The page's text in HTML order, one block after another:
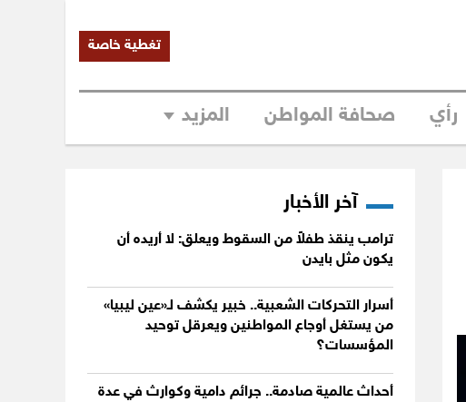
تغطية خاصة
رأي صحافة المواطن المزيد
آخر الأخبار
ترامب ينقذ طفلاً من السقوط ويعلق: لا أريده أن
يكون مثل بايدن
أسرار التحركات الشعبية.. خبير يكشف لـ«عين ليبيا»
من يستغل أوجاع المواطنين ويعرقل توحيد
المؤسسات؟
أحداث عالمية صادمة.. جرائم دامية وكوارث في عدة